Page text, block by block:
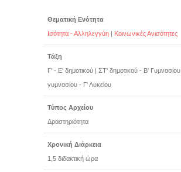
Θεματική Ενότητα
Ισότητα - Αλληλεγγύη | Κοινωνικές Ανισότητες
Τάξη
Γ' - Ε' δημοτικού | ΣΤ' δημοτικού - Β' Γυμνασίου
γυμνασίου - Γ' Λυκείου
Τύπος Αρχείου
Δραστηριότητα
Χρονική Διάρκεια
1,5 διδακτική ώρα